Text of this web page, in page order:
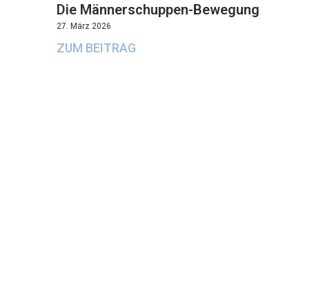
Die Männerschuppen-Bewegung
27. März 2026
ZUM BEITRAG